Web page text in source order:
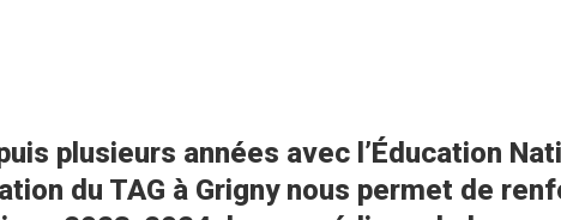
plusieurs années avec l’Éducation
du TAG à Grigny nous permet de